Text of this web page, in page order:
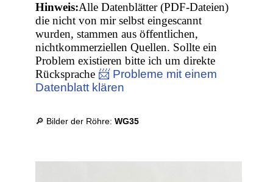
Hinweis:Alle Datenblätter (PDF-Dateien)
die nicht von mir selbst eingescannt
wurden, stammen aus öffentlichen,
nichtkommerziellen Quellen. Sollte ein
Problem existieren bitte ich um direkte
Rücksprache 📨 Probleme mit einem
Datenblatt klären
🔎 Bilder der Röhre:WG35